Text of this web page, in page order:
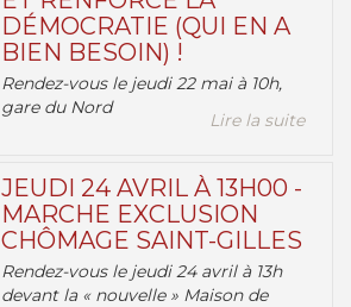
DÉMOCRATIE (QUI EN A
BIEN BESOIN) !
Rendez-vous le jeudi 22 mai à 10h,
gare du Nord
Lire la suite
JEUDI 24 AVRIL À 13H00 -
MARCHE EXCLUSION
CHÔMAGE SAINT-GILLES
Rendez-vous le jeudi 24 avril à 13h
devant la « nouvelle » Maison de